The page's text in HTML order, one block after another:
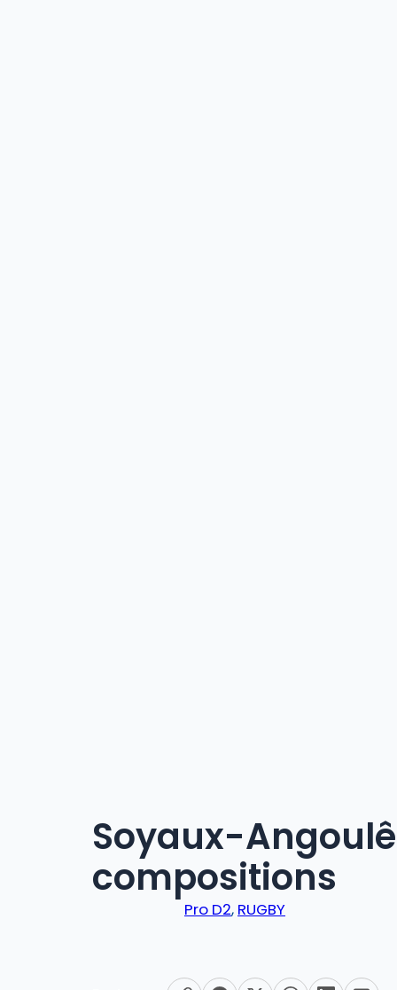
Soyaux-
compositions
Pro D2, RUGBY